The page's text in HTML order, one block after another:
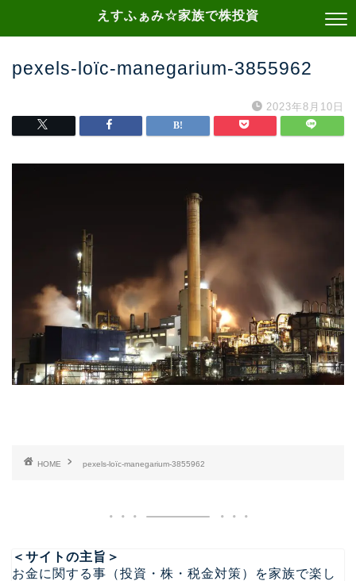
えすふぁみ☆家族で株投資
pexels-loïc-manegarium-3855962
2023年8月10日
HOME pexels-loïc-manegarium-3855962
＜サイトの主旨＞
お金に関する事（投資・株・税金対策）を家族で楽し